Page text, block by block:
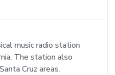
music radio station
The station also
Cruz areas.